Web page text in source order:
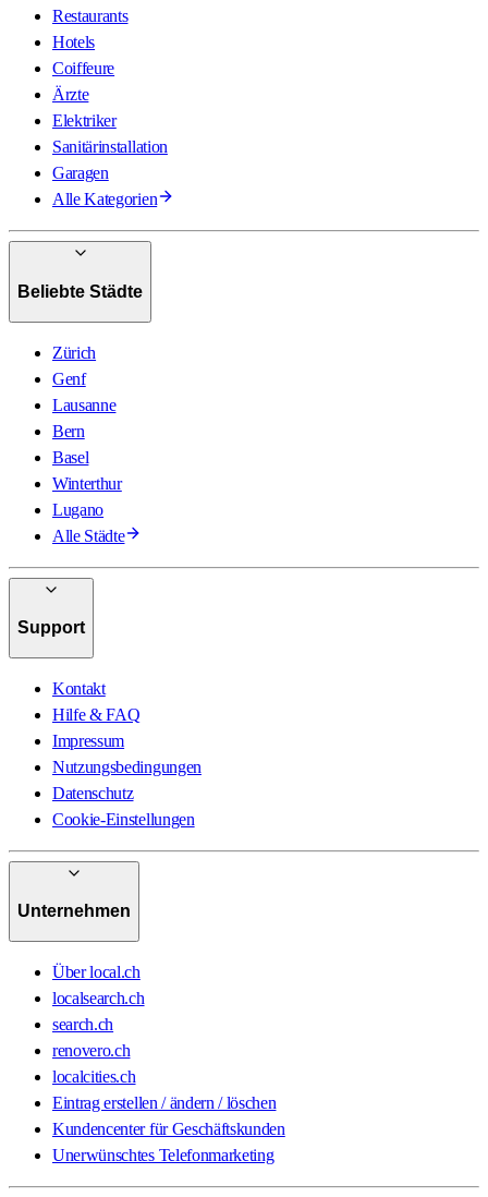
Restaurants
Hotels
Coiffeure
Ärzte
Elektriker
Sanitärinstallation
Garagen
Alle Kategorien
Beliebte Städte
Zürich
Genf
Lausanne
Bern
Basel
Winterthur
Lugano
Alle Städte
Support
Kontakt
Hilfe & FAQ
Impressum
Nutzungsbedingungen
Datenschutz
Cookie-Einstellungen
Unternehmen
Über local.ch
localsearch.ch
search.ch
renovero.ch
localcities.ch
Eintrag erstellen / ändern / löschen
Kundencenter für Geschäftskunden
Unerwünschtes Telefonmarketing